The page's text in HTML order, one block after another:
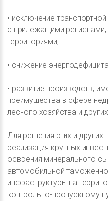
• исключение
с прилежащими регионами,
территориями;
• снижение
• развитие производств,
преимущества в сфере
лесного хозяйства и
Для решения этих и других
реализация крупных
освоения минерального
автомобильной
инфраструктуры на
контрольно-пропускному